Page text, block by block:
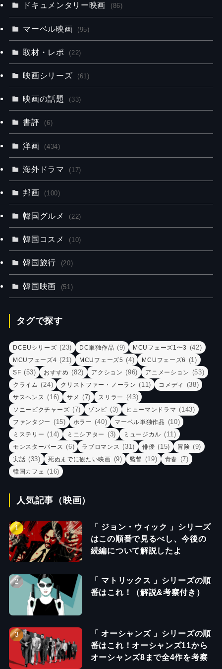
ドキュメンタリー映画 (86)
マーベル映画 (95)
取材・レポ (22)
映画シリーズ (61)
映画の話題 (33)
書評 (6)
洋画 (434)
海外ドラマ (17)
邦画 (100)
韓国グルメ (22)
韓国コスメ (10)
韓国旅行 (20)
韓国映画 (51)
タグで探す
DCEUシリーズ (23) DC単独作品 (9) MCUフェーズ1〜3 (42)
MCUフェーズ4 (21) MCUフェーズ5 (4) MCUフェーズ6 (1)
SF (53) おすすめ (82) アクション (96) アニメーション (53)
クライム (24) クリストファー・ノーラン (11) コメディ (38)
サスペンス (16) サメ (7) スリラー (43)
ソニーピクチャーズ (7) ゾンビ (3) ヒューマンドラマ (143)
ファンタジー (15) ホラー (40) マーベル単独作品 (10)
ミステリー (14) ミニシアター (3) ミュージカル (11)
モンスターバース (6) ラブロマンス (31) 俳優 (15) 冒険 (9)
実話 (33) 死ぬまでに観たい映画 (9) 監督 (19) 青春 (7)
韓国カフェ (16)
人気記事（映画）
「 ジョン・ウィック 」シリーズ
はこの順番で見るべし、今後の
続編について解説したよ
「 マトリックス 」シリーズの順
番はこれ！（解説&考察付き）
「 オーシャンズ 」シリーズの順
番はこれ！オーシャンズ11から
オーシャンズ8まで全4作を考察